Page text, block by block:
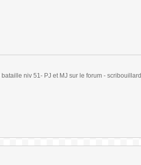
niv 51- PJ et MJ sur le forum - scribouillard